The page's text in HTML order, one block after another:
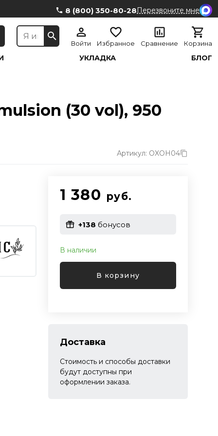
8 (800) 350-80-28Перезвоните мне
Войти Избранное Сравнение Корзина
УКЛАДКА БЛОГ
(30 vol), 950
Артикул: OXOH04
1 380 руб.
+138 бонусов
В наличии
В корзину
Доставка
Стоимость и способы доставки
будут доступны при
оформлении заказа.